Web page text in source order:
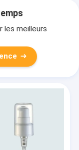
les meilleurs